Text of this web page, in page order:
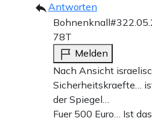
Antworten
Bohnenknall#3
78T
Melden
Nach Ansicht
Sicherheitskraefte…
der Spiegel…
Fuer 500 Euro… Ist